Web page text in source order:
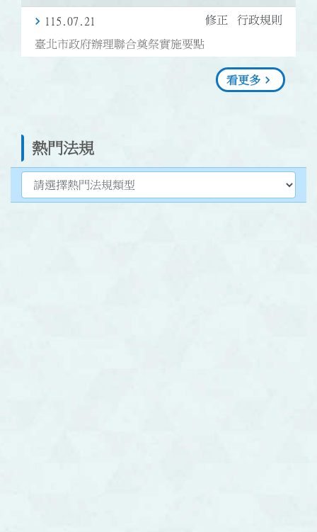
115.07.21 修正 行政規則
臺北市政府辦理聯合奠祭實施要點
看更多
熱門法規
選擇熱門法規類型